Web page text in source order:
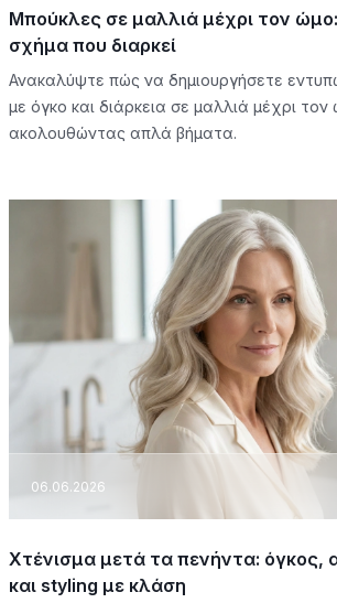
Μπούκλες σε μαλλιά μέχρι τον
σχήμα που διαρκεί
Ανακαλύψτε πώς να δημιουργήσετε
με όγκο και διάρκεια σε μαλλιά μέχρι τον
ακολουθώντας απλά βήματα.
06.06.2026
Χτένισμα μετά τα πενήντα: όγκος,
και styling με κλάση